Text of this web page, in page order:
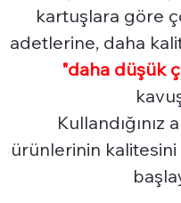
kartuşlara göre
adetlerine, daha
"daha düşük
Kullandığınız
ürünlerinin kalitesini